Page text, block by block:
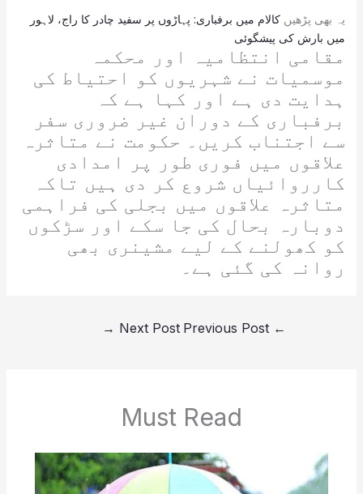
یہ بھی پڑھیں کالام میں برفباری: پہاڑوں پر سفید چادر کا راج، لاہور
میں بارش کی پیشگوئی
مقامی انتظامیہ اور محکمہ
موسمیات نے شہریوں کو احتیاط کی
ہدایت دی ہے اور کہا ہے کہ
برفباری کے دوران غیر ضروری سفر
سے اجتناب کریں۔ حکومت نے متاثرہ
علاقوں میں فوری طور پر امدادی
کارروائیاں شروع کر دی ہیں تاکہ
متاثرہ علاقوں میں بجلی کی فراہمی
دوبارہ بحال کی جا سکے اور سڑکوں
کو کھولنے کے لیے مشینری بھی
روانہ کی گئی ہے۔
←
Next Post
→
Must Read